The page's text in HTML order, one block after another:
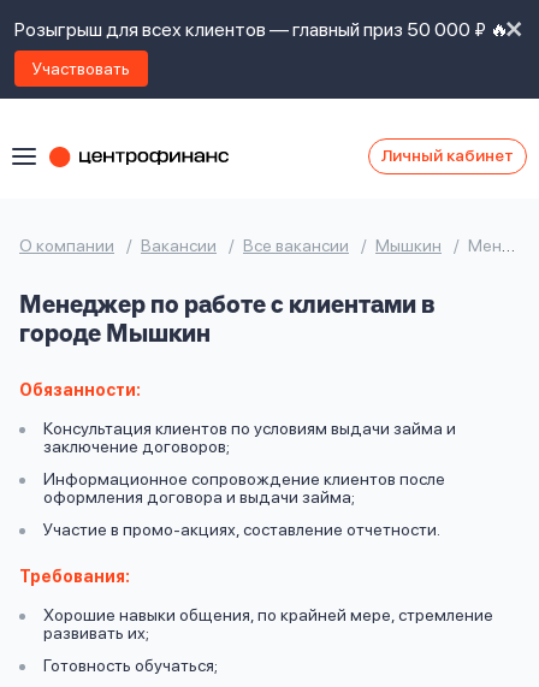
Розыгрыш для всех клиентов — главный приз 50 000 ₽ 🔥
Участвовать
Личный кабинет
О компании Вакансии Все вакансии Мышкин Менеджер по работе с клиентами
Менеджер по работе с клиентами в
городе Мышкин
Обязанности:
Консультация клиентов по условиям выдачи займа и
заключение договоров;
Информационное сопровождение клиентов после
оформления договора и выдачи займа;
Участие в промо-акциях, составление отчетности.
Требования:
Хорошие навыки общения, по крайней мере, стремление
развивать их;
Готовность обучаться;
контакты
Задать
Ок
Ок
Я
правилами
предоставления
политикой
даю
согласие
на
обработку
личных